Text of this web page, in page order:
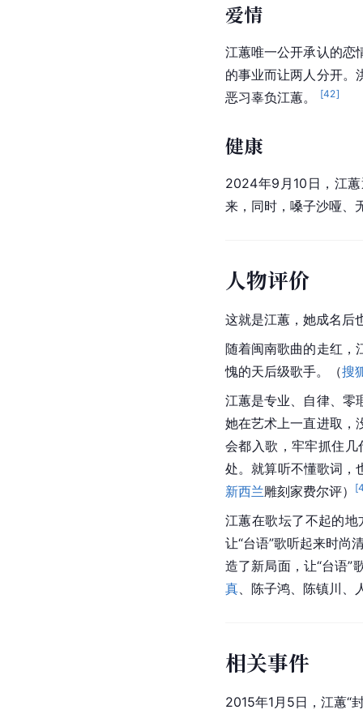
爱情
江蕙唯一公开承认的恋
的事业而让两人分开。
恶习辜负江蕙。
[42]
健康
2024年9月10日，江
来，同时，嗓子沙哑、
人物评价
这就是江蕙 ，她成名
随着闽南歌曲的走红，
愧的天后级歌手。（搜
江蕙是专业、自律、零
她在艺术上一直进取，
会都入歌，牢牢抓住
处。就算听不懂歌词，
新西兰雕刻家费尔评） [
江蕙在歌坛了不起的
让“台语”歌听起来时尚
造了新局面，让“台语”
真、陈子鸿、陈镇川、
相关事件
2015年1月5日，江蕙“